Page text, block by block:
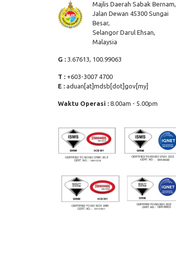
Majlis Daerah Sabak Bernam,
Jalan Dewan 45300 Sungai
Besar,
Selangor Darul Ehsan,
Malaysia
G : 3.67613, 100.99063
T : +603-3007 4700
E : aduan[at]mdsb[dot]gov[my]
Waktu Operasi : 8.00am - 5.00pm